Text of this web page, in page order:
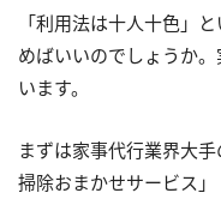
「利用法は十人十色」
めばいいのでしょうか
います。
まずは家事代行業界大
掃除おまかせサービス